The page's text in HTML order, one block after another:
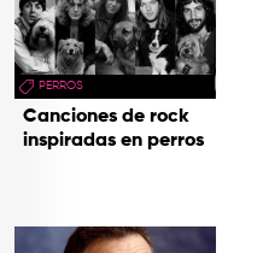
PERROS
Canciones de rock
inspiradas en perros